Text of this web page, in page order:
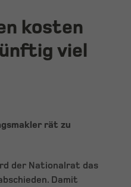
kosten
viel
rät zu
der Nationalrat das
Damit